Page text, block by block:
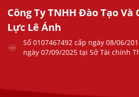
Công Ty TNHH Đào Tạo
Lực Lê Ánh
Số 0107467492 cấp ngày 08/06/
ngày 07/09/2025 tại Sở Tài chính